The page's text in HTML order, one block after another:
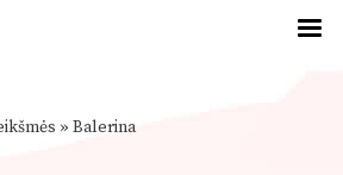
» Balerina